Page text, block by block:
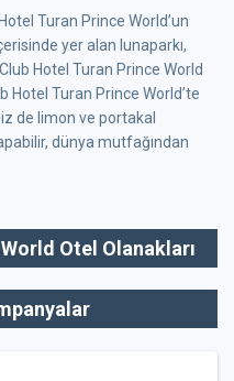
Turan Prince World’un
yer alan lunaparkı,
Hotel Turan Prince World
Hotel Turan Prince World’te
de limon ve portakal
dünya mutfağından
Otel Olanakları